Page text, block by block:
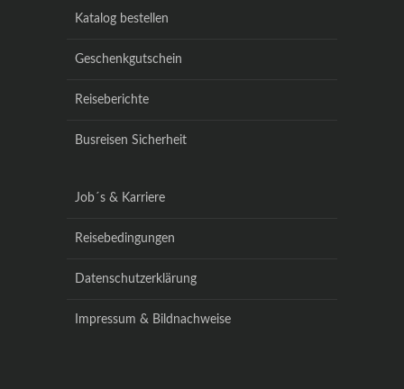
Katalog bestellen
Geschenkgutschein
Reiseberichte
Busreisen Sicherheit
Job´s & Karriere
Reisebedingungen
Datenschutzerklärung
Impressum & Bildnachweise